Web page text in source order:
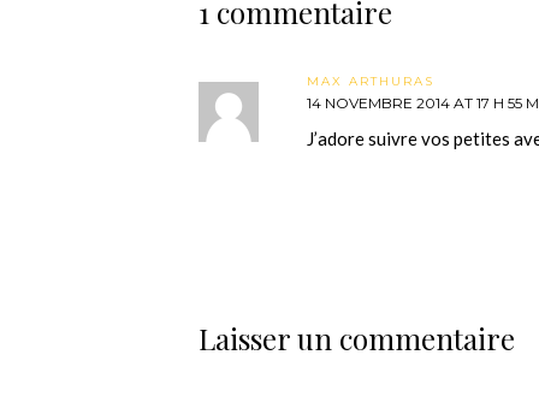
1 commentaire
MAX ARTHURAS
14 NOVEMBRE 2014 AT 17 H 55
J’adore suivre vos petites
Laisser un commentaire